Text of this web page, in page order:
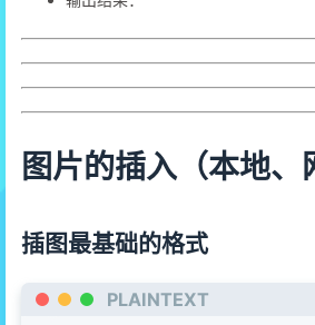
图片的插入（本地、
插图最基础的格式
PLAINTEXT